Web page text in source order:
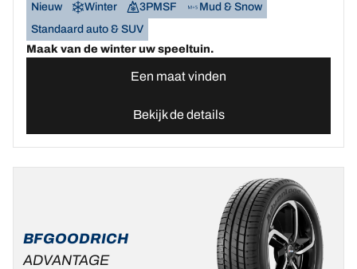
Nieuw Winter 3PMSF
Mud & Snow
Standaard auto & SUV
Maak van de winter uw speeltuin.
Een maat vinden
Bekijk de details
BFGOODRICH
ADVANTAGE